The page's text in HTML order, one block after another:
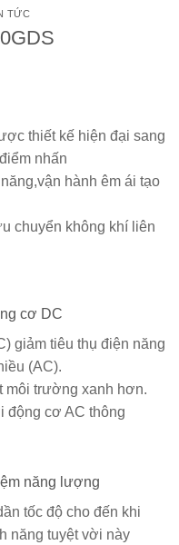
TỨC
thiết kế hiện đại sang
nhấn
hành êm ái tạo
chuyển không khí liên
cơ DC
giảm tiêu thụ điện năng
(AC).
môi trường xanh hơn.
động cơ AC thông
năng lượng
tốc độ cho đến khi
năng tuyệt vời này